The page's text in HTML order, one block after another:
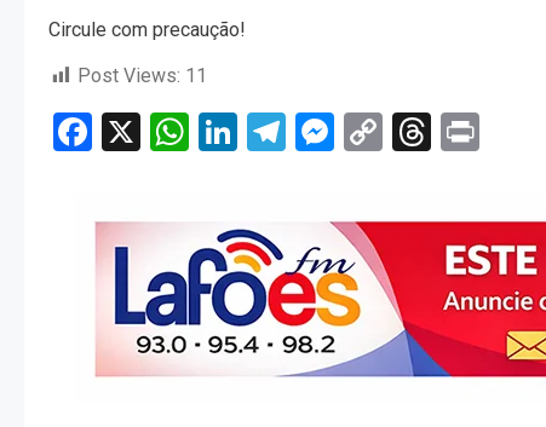
Circule com precaução!
Post Views: 11
Facebook
X WhatsApp
LinkedIn
Telegram
Messenger
CopyThreads